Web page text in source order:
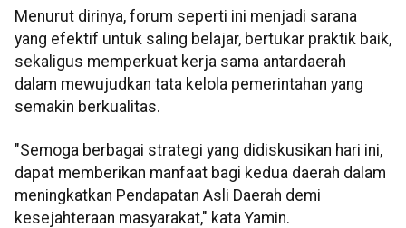
Menurut dirinya, forum seperti ini menjadi sarana
yang efektif untuk saling belajar, bertukar praktik baik,
sekaligus memperkuat kerja sama antardaerah
dalam mewujudkan tata kelola pemerintahan yang
semakin berkualitas.
"Semoga berbagai strategi yang didiskusikan hari ini,
dapat memberikan manfaat bagi kedua daerah dalam
meningkatkan Pendapatan Asli Daerah demi
kesejahteraan masyarakat," kata Yamin.